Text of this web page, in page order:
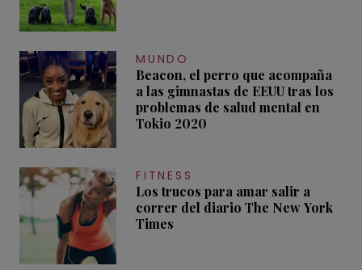
MUNDO
Beacon, el perro que acompaña
a las gimnastas de EEUU tras los
problemas de salud mental en
Tokio 2020
FITNESS
Los trucos para amar salir a
correr del diario The New York
Times